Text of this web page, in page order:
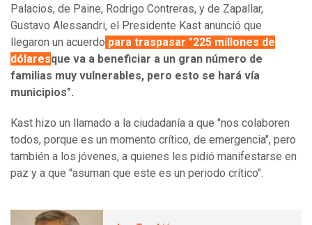
Palacios, de Paine, Rodrigo Contreras, y de Zapallar,
Gustavo Alessandri, el Presidente Kast anunció que
llegaron un acuerdo para traspasar "225 millones de
dólaresque va a beneficiar a un gran número de
familias muy vulnerables, pero esto se hará vía
municipios".
Kast hizo un llamado a la ciudadanía a que "nos colaboren
todos, porque es un momento crítico, de emergencia", pero
también a los jóvenes, a quienes les pidió manifestarse en
paz y a que "asuman que este es un periodo crítico".